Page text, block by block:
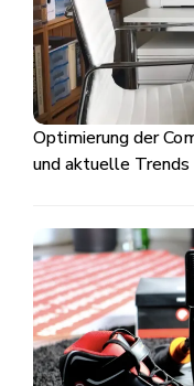
Optimierung der
und aktuelle Trends